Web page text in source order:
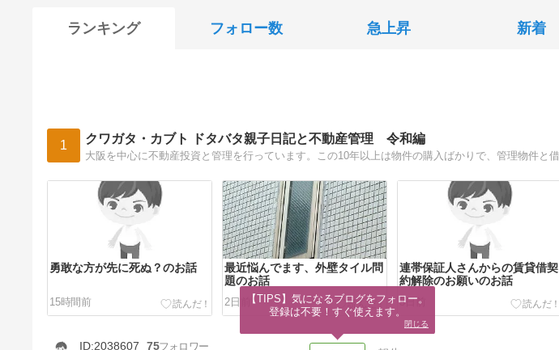
ランキング フォロー数 急上昇 新着
1 クワガタ・カブト ドタバタ親子日記と不動産管理 令和編
勇敢な方が先に死ぬ？のお話
15時間前
最近悩んでます、外壁タイル問
題のお話
2日前
連帯保証人さんからの賃貸借契
約解除のお願いのお話
3日前
2038607
75
【TIPS】気になるブログをフォロー。
登録は不要！すぐ使えます。
閉じる